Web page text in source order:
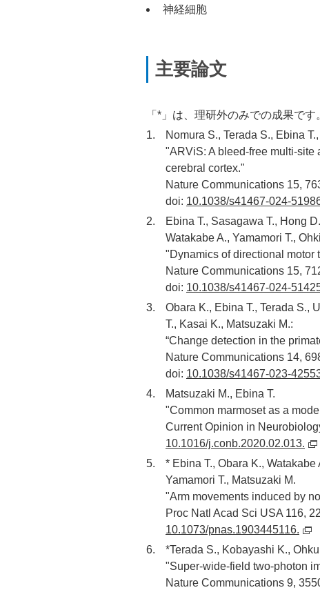
神経細胞
主要論文
「*」は、理研外のみでの成果です
Nomura S., Terada S., Ebina
"ARViS: A bleed-free multi-site
cerebral cortex."
Nature Communications 15,
doi: 10.1038/s41467-024-
Ebina T., Sasagawa T., Hong
Watakabe A., Yamamori T.,
"Dynamics of directional motor
Nature Communications 15,
doi: 10.1038/s41467-024-
Obara K., Ebina T., Terada S.,
T., Kasai K., Matsuzaki M.:
“Change detection in the
Nature Communications 14,
doi: 10.1038/s41467-023-
Matsuzaki M., Ebina T.
"Common marmoset as a
Current Opinion in
10.1016/j.conb.2020.02.013.
* Ebina T., Obara K.,
Yamamori T., Matsuzaki M.
"Arm movements induced by
Proc Natl Acad Sci USA 116,
10.1073/pnas.1903445116.
*Terada S., Kobayashi K.,
"Super-wide-field two-photon
Nature Communications 9,